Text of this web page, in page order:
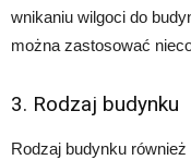
wnikaniu wilgoci do
można zastosować
3. Rodzaj budynku
Rodzaj budynku